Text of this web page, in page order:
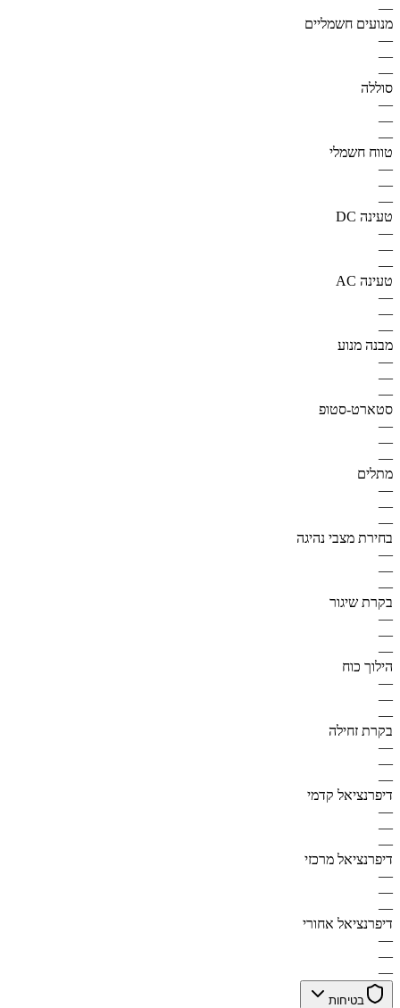
—
מנועים חשמליים
—
—
—
סוללה
—
—
—
טווח חשמלי
—
—
—
טעינה DC
—
—
—
טעינה AC
—
—
—
מבנה מנוע
—
—
—
סטארט-סטופ
—
—
—
מתלים
—
—
—
בחירת מצבי נהיגה
—
—
—
בקרת שיגור
—
—
—
הילוך כוח
—
—
—
בקרת זחילה
—
—
—
דיפרנציאל קדמי
—
—
—
דיפרנציאל מרכזי
—
—
—
דיפרנציאל אחורי
—
—
—
בטיחות